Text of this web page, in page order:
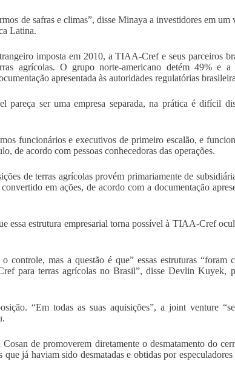
de safras e climas”, disse Minaya a investidores em um
Latina.
imposta em 2010, a TIAA-Cref e seus parceiros
agrícolas. O grupo norte-americano detém 49% e
apresentada às autoridades regulatórias
pareça ser uma empresa separada, na prática é difícil
funcionários e executivos de primeiro escalão, e
de acordo com pessoas conhecedoras das operações.
de terras agrícolas provém primariamente de
em ações, de acordo com a documentação
essa estrutura empresarial torna possível à TIAA-Cref
controle, mas a questão é que” essas estruturas “foram
para terras agrícolas no Brasil”, disse Devlin Kuyek,
“Em todas as suas aquisições”, a joint venture
de promoverem diretamente o desmatamento do
já haviam sido desmatadas e obtidas por